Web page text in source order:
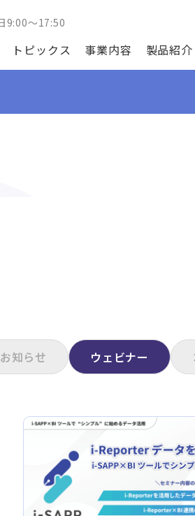
トピックス 事業内容 製品紹介
9:00～17:50
お知らせ ウェビナー